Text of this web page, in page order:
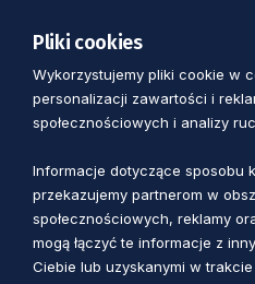
korzystania ze
poprawy ich
edukacji
środowiska.
Spotkanie potwierdziło,
ogromny potencjał jako
Pliki cookies
Wykorzystujemy pliki cookie w
personalizacji zawartości i
społecznościowych i analizy
Informacje dotyczące sposobu
przekazujemy partnerom w
społecznościowych, reklamy
mogą łączyć te informacje z
Ciebie lub uzyskanymi w